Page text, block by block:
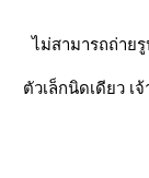
ไม่สามารถถ่าย
ตัวเล็กนิดเดียว เ